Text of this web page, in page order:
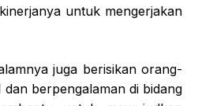
untuk mengerjakan
juga berisikan orang-
berpengalaman di bidang